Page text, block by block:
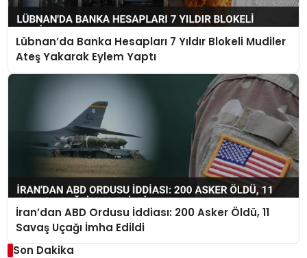
Lübnan’da Banka Hesapları 7 Yıldır Blokeli Mudiler
Ateş Yakarak Eylem Yaptı
İran’dan ABD Ordusu İddiası: 200 Asker Öldü, 11
Savaş Uçağı İmha Edildi
Son Dakika